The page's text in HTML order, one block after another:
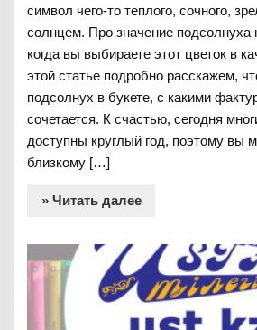
символ чего-то теплого, сочного,
солнцем. Про значение подсолнуха
когда вы выбираете этот цветок в
этой статье подробно расскажем,
подсолнух в букете, с какими
сочетается. К счастью, сегодня
доступны круглый год, поэтому вы
близкому […]
» Читать далее